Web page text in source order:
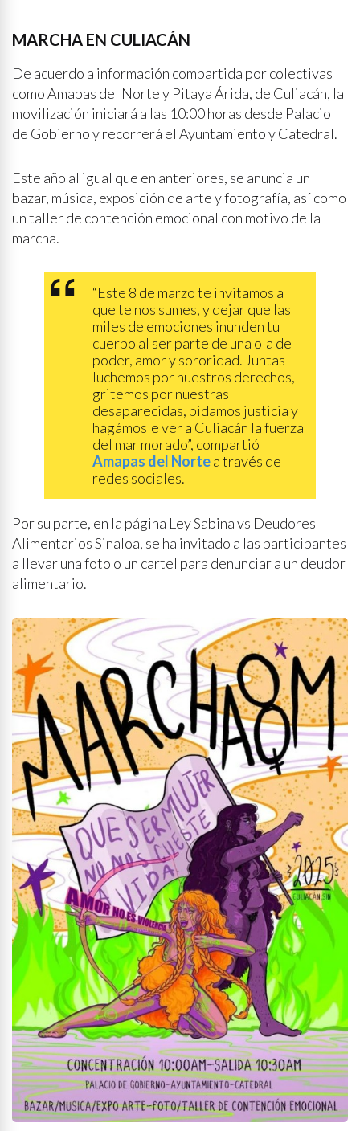
MARCHA EN CULIACÁN
De acuerdo a información compartida por colectivas
como Amapas del Norte y Pitaya Árida, de Culiacán, la
movilización iniciará a las 10:00 horas desde Palacio
de Gobierno y recorrerá el Ayuntamiento y Catedral.
Este año al igual que en anteriores, se anuncia un
bazar, música, exposición de arte y fotografía, así como
un taller de contención emocional con motivo de la
marcha.
“Este 8 de marzo te invitamos a
que te nos sumes, y dejar que las
miles de emociones inunden tu
cuerpo al ser parte de una ola de
poder, amor y sororidad. Juntas
luchemos por nuestros derechos,
gritemos por nuestras
desaparecidas, pidamos justicia y
hagámosle ver a Culiacán la fuerza
del mar morado”, compartió
Amapas del Nortea través de
redes sociales.
Por su parte, en la página Ley Sabina vs Deudores
Alimentarios Sinaloa, se ha invitado a las participantes
a llevar una foto o un cartel para denunciar a un deudor
alimentario.